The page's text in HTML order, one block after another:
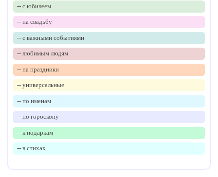
-- с юбилеем
-- на свадьбу
-- с важными событиями
-- любимым людям
-- на праздники
-- универсальные
-- по именам
-- по гороскопу
-- к подаркам
-- в стихах